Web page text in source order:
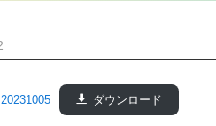
ダウンロード